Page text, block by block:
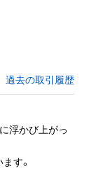
過去の取引履歴
浮かび上がっ
す。